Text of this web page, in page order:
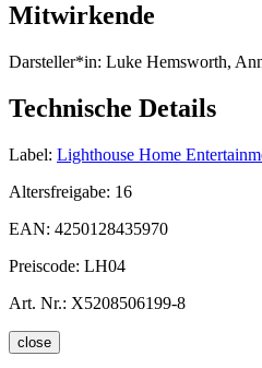
Mitwirkende
Darsteller*in: Luke Hemsworth,
Technische Details
Label: Lighthouse Home
Altersfreigabe: 16
EAN: 4250128435970
Preiscode: LH04
Art. Nr.: X5208506199-8
close